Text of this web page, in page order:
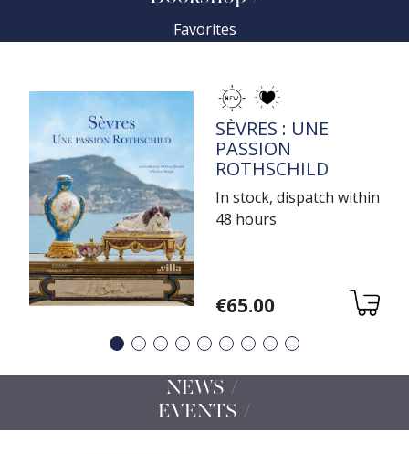
Favorites
TITRE
SÈVRES : UNE
PASSION
ROTHSCHILD
In stock, dispatch within
48 hours
Variations
€65.00
Précédent
Suivant
NEWS /
EVENTS